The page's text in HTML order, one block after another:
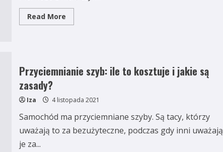
Read MoreRead
more
czym
się
Przyciemnianie szyb: ile to kosztuje i jakie są
zasady?
Iza 4 listopada 2021
Samochód ma przyciemniane szyby. Są tacy, którzy
uważają to za bezużyteczne, podczas gdy inni uważają
je za...